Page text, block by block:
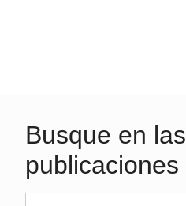
Busque en las